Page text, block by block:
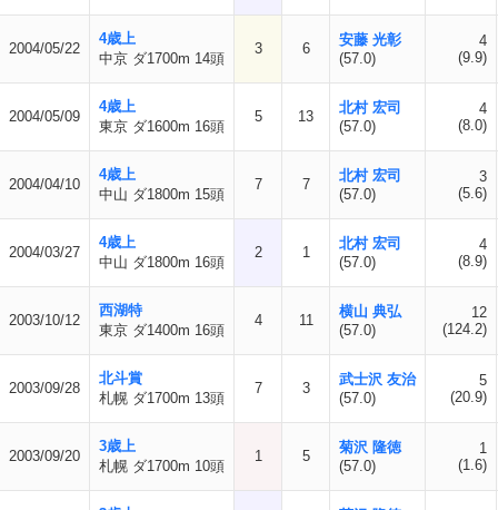
2004/05/22
4歳上
中京 ダ1700m 14頭
3 6
安藤 光彰
(57.0)
4
(9.9)
2004/05/09
4歳上
東京 ダ1600m 16頭
5 13
北村 宏司
(57.0)
4
(8.0)
2004/04/10
4歳上
中山 ダ1800m 15頭
7 7
北村 宏司
(57.0)
3
(5.6)
2004/03/27
4歳上
中山 ダ1800m 16頭
2 1
北村 宏司
(57.0)
4
(8.9)
2003/10/12
西湖特
東京 ダ1400m 16頭
4 11
横山 典弘
(57.0)
12
(124.2)
2003/09/28
北斗賞
札幌 ダ1700m 13頭
7 3
武士沢 友治
(57.0)
5
(20.9)
2003/09/20
3歳上
札幌 ダ1700m 10頭
1 5
菊沢 隆徳
(57.0)
1
(1.6)